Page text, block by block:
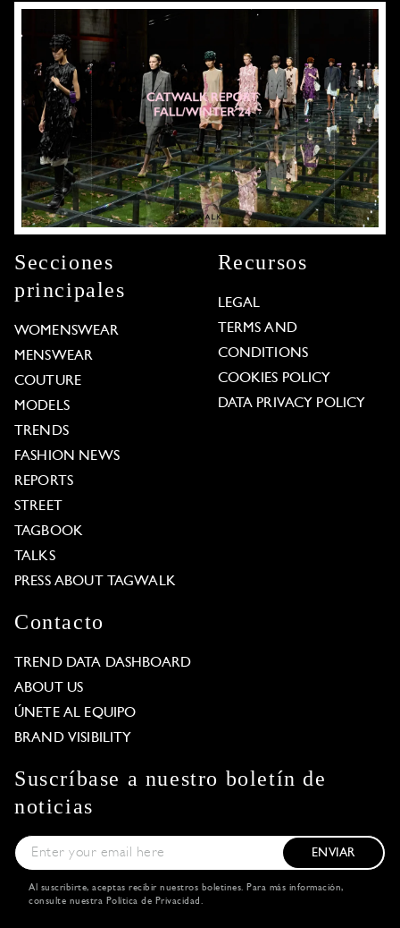
Secciones
principales
WOMENSWEAR
MENSWEAR
COUTURE
MODELS
TRENDS
FASHION NEWS
REPORTS
STREET
TAGBOOK
TALKS
PRESS ABOUT TAGWALK
Recursos
LEGAL
TERMS AND
CONDITIONS
COOKIES POLICY
DATA PRIVACY POLICY
Contacto
TREND DATA DASHBOARD
ABOUT US
ÚNETE AL EQUIPO
BRAND VISIBILITY
Suscríbase a nuestro boletín de
noticias
ENVIAR
Al suscribirte, aceptas recibir nuestros boletines. Para más información,
consulte nuestra Política de Privacidad .